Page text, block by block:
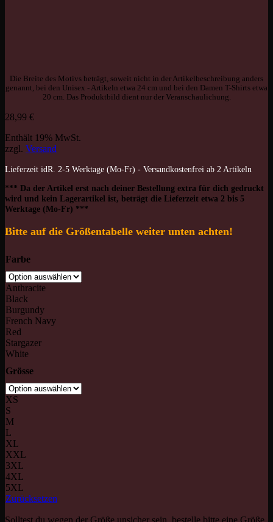
Die Breite des Motivs beträgt, soweit nicht in der Artikelbeschreibung anders
genannt, bei den Unisex - Artikeln etwa 24 cm und bei den Damen T-Shirts etwa
20 cm. Das Produktbild dient nur der Veranschaulichung.
28,99 €
Enthält 19% MwSt.
zzgl. Versand
Lieferzeit idR. 2-5 Werktage (Mo-Fr) - Versandkostenfrei ab 2 Artikeln
*** Da der Artikel erst nach deiner Bestellung extra für dich gedruckt
wird und kein Lagerartikel ist, beträgt die Lieferzeit etwa 2 bis 5
Werktage (Mo-Fr) ***
Bitte auf die Größentabelle weiter unten achten!
Farbe
Anthracite
Black
Burgundy
French Navy
Red
Stargazer
White
Grösse
XS
S
M
L
XL
XXL
3XL
4XL
5XL
Zurücksetzen